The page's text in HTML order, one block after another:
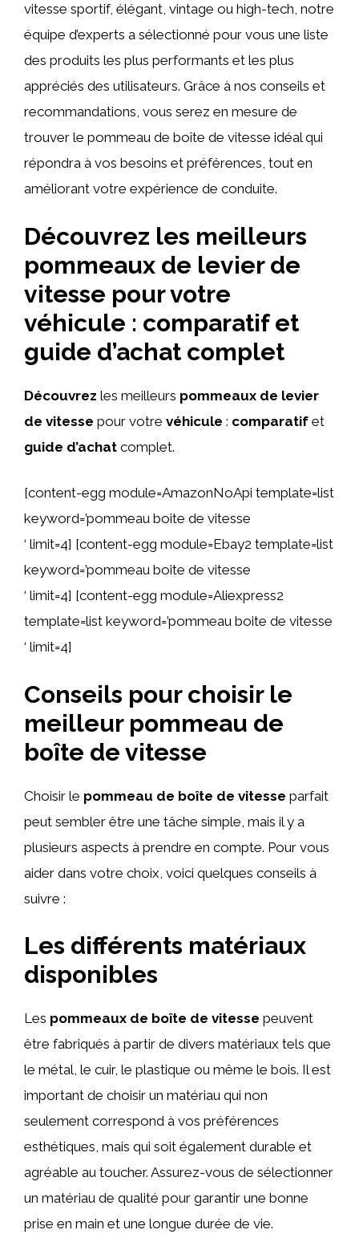
vitesse sportif, élégant, vintage ou high-tech, notre
équipe d’experts a sélectionné pour vous une liste
des produits les plus performants et les plus
appréciés des utilisateurs. Grâce à nos conseils et
recommandations, vous serez en mesure de
trouver le pommeau de boîte de vitesse idéal qui
répondra à vos besoins et préférences, tout en
améliorant votre expérience de conduite.
Découvrez les meilleurs
pommeaux de levier de
vitesse pour votre
véhicule : comparatif et
guide d’achat complet
Découvrez les meilleurs pommeaux de levier
de vitesse pour votre véhicule : comparatif et
guide d’achat complet.
[content-egg module=AmazonNoApi template=list
keyword=’pommeau boite de vitesse
‘ limit=4] [content-egg module=Ebay2 template=list
keyword=’pommeau boite de vitesse
‘ limit=4] [content-egg module=Aliexpress2
template=list keyword=’pommeau boite de vitesse
‘ limit=4]
Conseils pour choisir le
meilleur pommeau de
boîte de vitesse
Choisir le pommeau de boîte de vitesse parfait
peut sembler être une tâche simple, mais il y a
plusieurs aspects à prendre en compte. Pour vous
aider dans votre choix, voici quelques conseils à
suivre :
Les différents matériaux
disponibles
Les pommeaux de boîte de vitesse peuvent
être fabriqués à partir de divers matériaux tels que
le métal, le cuir, le plastique ou même le bois. Il est
important de choisir un matériau qui non
seulement correspond à vos préférences
esthétiques, mais qui soit également durable et
agréable au toucher. Assurez-vous de sélectionner
un matériau de qualité pour garantir une bonne
prise en main et une longue durée de vie.